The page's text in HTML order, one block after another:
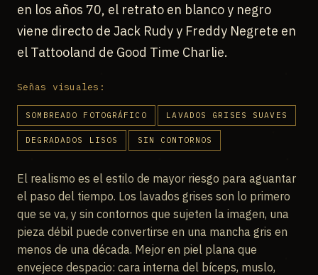
en los años 70, el retrato en blanco y negro
viene directo de Jack Rudy y Freddy Negrete en
el Tattooland de Good Time Charlie.
Señas visuales:
SOMBREADO FOTOGRÁFICO LAVADOS GRISES SUAVES
DEGRADADOS LISOS SIN CONTORNOS
El realismo es el estilo de mayor riesgo para aguantar
el paso del tiempo. Los lavados grises son lo primero
que se va, y sin contornos que sujeten la imagen, una
pieza débil puede convertirse en una mancha gris en
menos de una década. Mejor en piel plana que
envejece despacio: cara interna del bíceps, muslo,